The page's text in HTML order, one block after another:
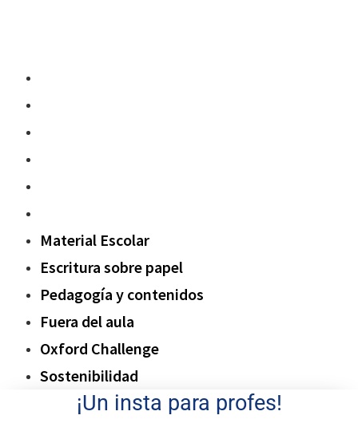
Material Escolar
Escritura sobre papel
Pedagogía y contenidos
Fuera del aula
Oxford Challenge
Sostenibilidad
¡Un insta para profes!